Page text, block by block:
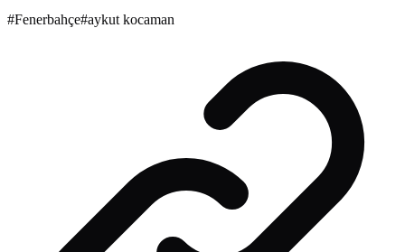
#Fenerbahçe#aykut kocaman